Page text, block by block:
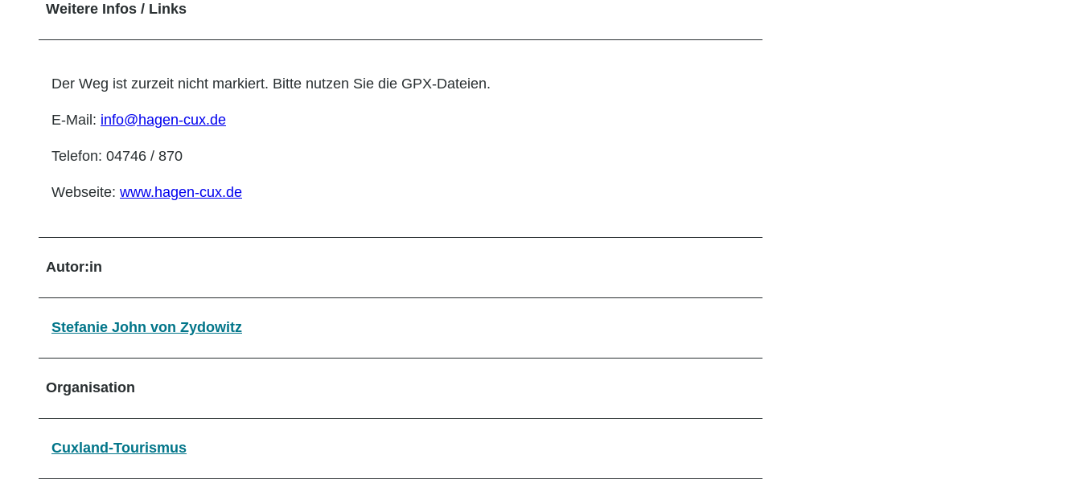
Weitere Infos / Links
Der Weg ist zurzeit nicht markiert. Bitte nutzen Sie die GPX-Dateien.
E-Mail: info@hagen-cux.de
Telefon: 04746 / 870
Webseite: www.hagen-cux.de
Autor:in
Stefanie John von Zydowitz
Organisation
Cuxland-Tourismus